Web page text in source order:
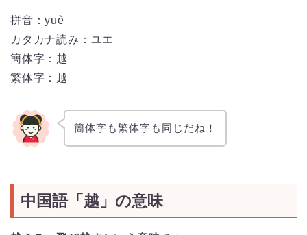
拼音：yuè
カタカナ読み：ユエ
簡体字：越
繁体字：越
簡体字も繁体字も同じだね！
中国語「越」の意味